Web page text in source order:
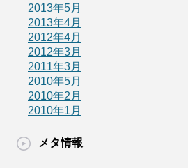
2013年5月
2013年4月
2012年4月
2012年3月
2011年3月
2010年5月
2010年2月
2010年1月
メタ情報